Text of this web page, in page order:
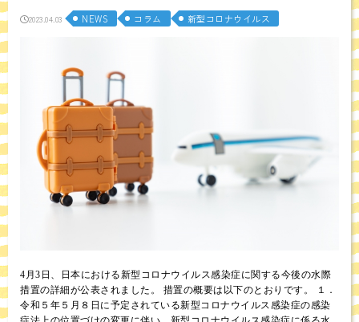
2023.04.03 NEWS コラム 新型コロナウイルス
4月3日、日本における新型コロナウイルス感染症に関する今後の水際
措置の詳細が公表されました。 措置の概要は以下のとおりです。 １．
令和５年５月８日に予定されている新型コロナウイルス感染症の感染